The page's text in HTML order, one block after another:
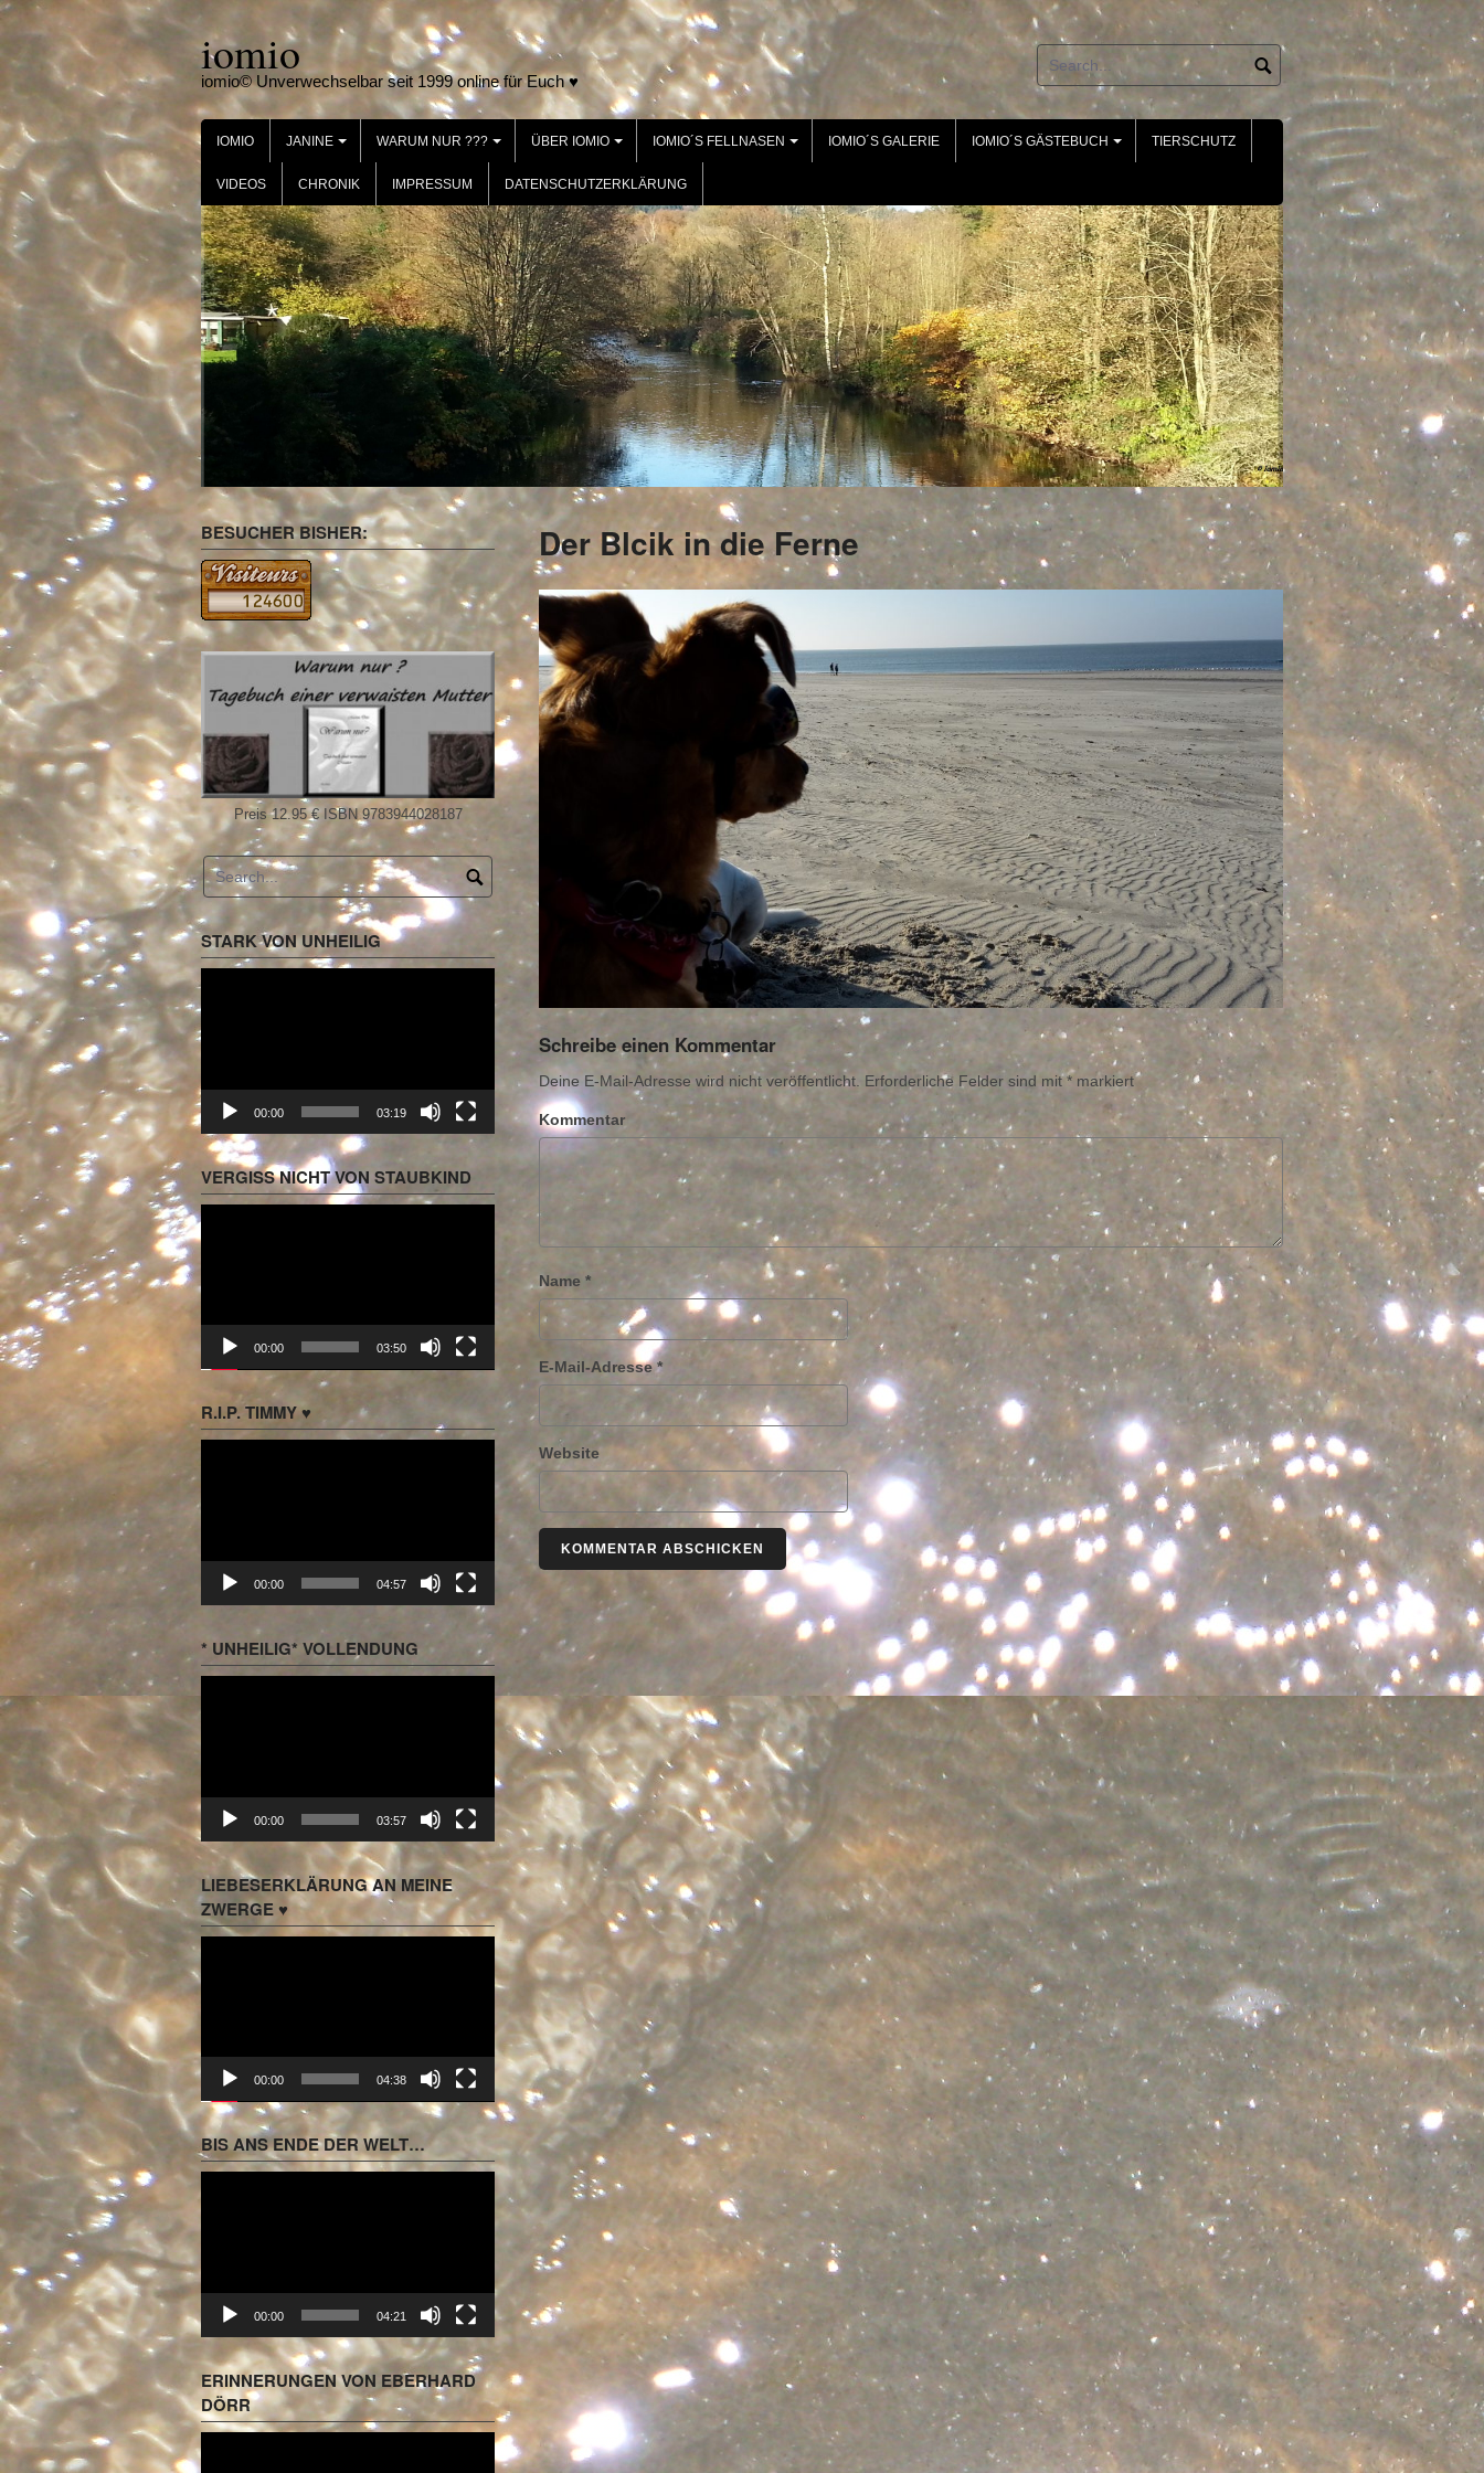
Skip
content
iomio
iomio© Unverwechselbar seit 1999 online für Euch ♥
IOMIO JANINE WARUM NUR ??? ÜBER IOMIO IOMIO´S FELLNASEN IOMIO´S GALERIE IOMIO´S GÄSTEBUCH TIERSCHUTZ
VIDEOS CHRONIK IMPRESSUM DATENSCHUTZERKLÄRUNG
Der Blcik in die Ferne
Schreibe einen Kommentar
Deine E-Mail-Adresse wird nicht veröffentlicht. Erforderliche Felder sind mit * markiert
Kommentar
Name *
E-Mail-Adresse*
Website
BESUCHER BISHER:
Preis 12.95 € ISBN 9783944028187
STARK VON UNHEILIG
Video-
Player
00:00 03:19
VERGISS NICHT VON STAUBKIND
Video-
Player
00:00 03:50
R.I.P. TIMMY ♥
00:00 04:57
* UNHEILIG* VOLLENDUNG
Player
00:00 03:57
LIEBESERKLÄRUNG AN MEINE
ZWERGE ♥
Video-
Player
00:00 04:38
BIS ANS ENDE DER WELT…
Player
00:00 04:21
ERINNERUNGEN VON EBERHARD
DÖRR
Player